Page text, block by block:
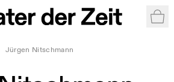
Jürgen Nitschmann